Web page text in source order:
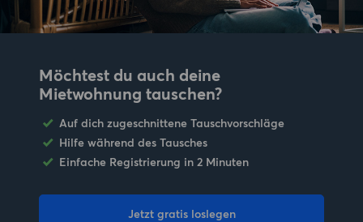
Möchtest du auch deine
Mietwohnung tauschen?
Auf dich zugeschnittene Tauschvorschläge
Hilfe während des Tausches
Einfache Registrierung in 2 Minuten
Jetzt gratis loslegen